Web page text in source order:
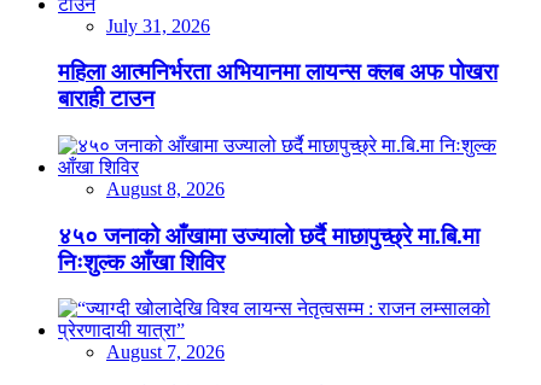
July 31, 2026
महिला आत्मनिर्भरता अभियानमा लायन्स क्लब अफ पोखरा
बाराही टाउन
August 8, 2026
४५० जनाको आँखामा उज्यालो छर्दै माछापुच्छ्रे मा.बि.मा
निःशुल्क आँखा शिविर
August 7, 2026